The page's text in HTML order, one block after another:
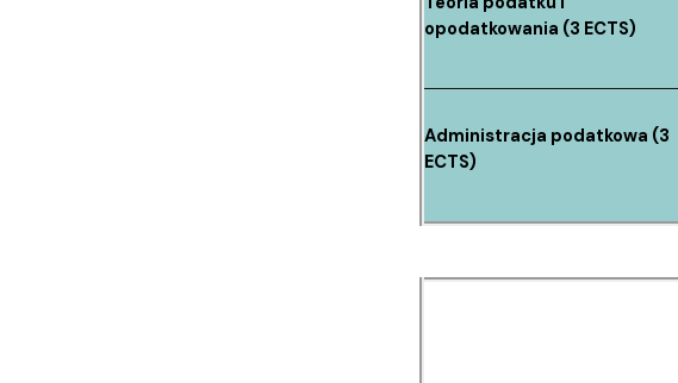
opodatkowania (3 ECTS)
Administracja podatkowa (3
ECTS)